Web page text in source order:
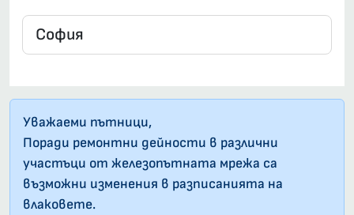
Уважаеми пътници,
Поради ремонтни дейности в различни
участъци от железопътната мрежа са
възможни изменения в разписанията на
влаковете.